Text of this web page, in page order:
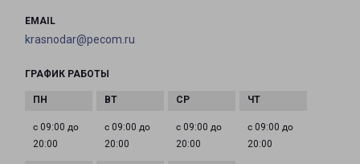
EMAIL
krasnodar@pecom.ru
ГРАФИК РАБОТЫ
с 09:00 до
20:00
с 09:00 до
20:00
с 09:00 до
20:00
с 09:00 до
20:00